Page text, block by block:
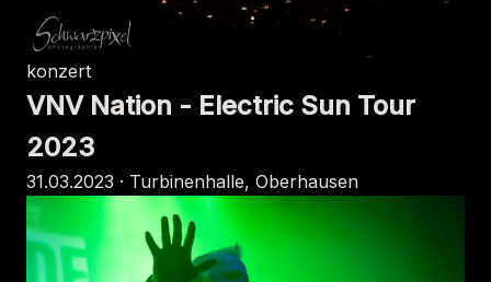
konzert
VNV Nation - Electric Sun Tour
2023
31.03.2023 · Turbinenhalle, Oberhausen